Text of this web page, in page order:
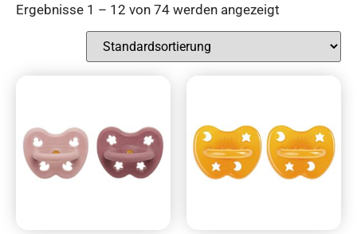
Ergebnisse 1 – 12 von 74 werden angezeigt